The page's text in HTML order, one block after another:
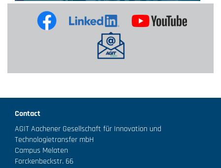
Contact
AGIT Aachener Gesellschaft für Innovation und
Technologietransfer mbH
Campus Melaten
Forckenbeckstr. 66